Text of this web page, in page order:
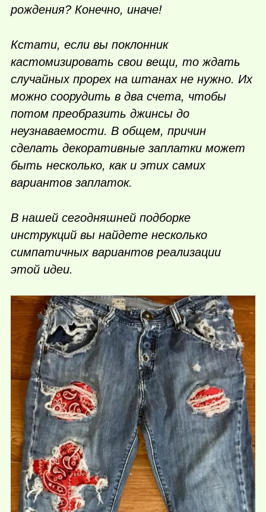
рождения? Конечно, иначе!
Кстати, если вы поклонник
кастомизировать свои вещи, то ждать
случайных прорех на штанах не нужно. Их
можно соорудить в два счета, чтобы
потом преобразить джинсы до
неузнаваемости. В общем, причин
сделать декоративные заплатки может
быть несколько, как и этих самих
вариантов заплаток.
В нашей сегодняшней подборке
инструкций вы найдете несколько
симпатичных вариантов реализации
этой идеи.